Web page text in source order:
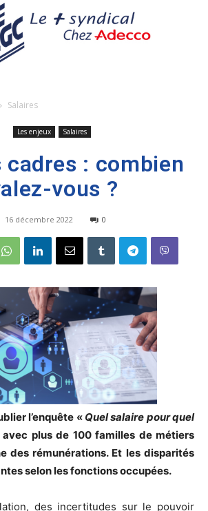
Salaires
Les enjeux Salaires
cadres : combien
vous ?
16 décembre 2022 0
l’enquête « Quel salaire pour quel
avec plus de 100 familles de métiers
des rémunérations. Et les disparités
selon les fonctions occupées.
des incertitudes sur le pouvoir